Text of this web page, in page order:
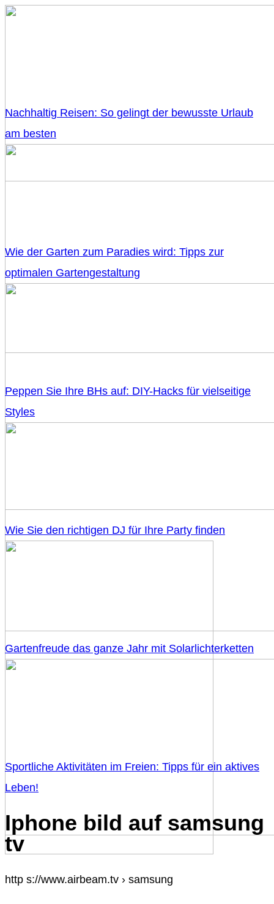
Nachhaltig Reisen: So gelingt der bewusste Urlaub
am besten
Wie der Garten zum Paradies wird: Tipps zur
optimalen Gartengestaltung
Peppen Sie Ihre BHs auf: DIY-Hacks für vielseitige
Styles
Wie Sie den richtigen DJ für Ihre Party finden
Gartenfreude das ganze Jahr mit Solarlichterketten
Sportliche Aktivitäten im Freien: Tipps für ein aktives
Leben!
Iphone bild auf samsung
tv
http s://www.airbeam.tv › samsung